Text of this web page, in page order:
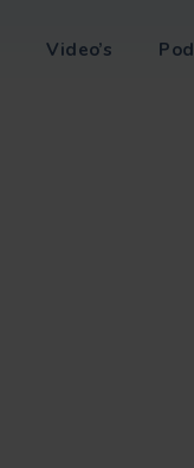
Video’s